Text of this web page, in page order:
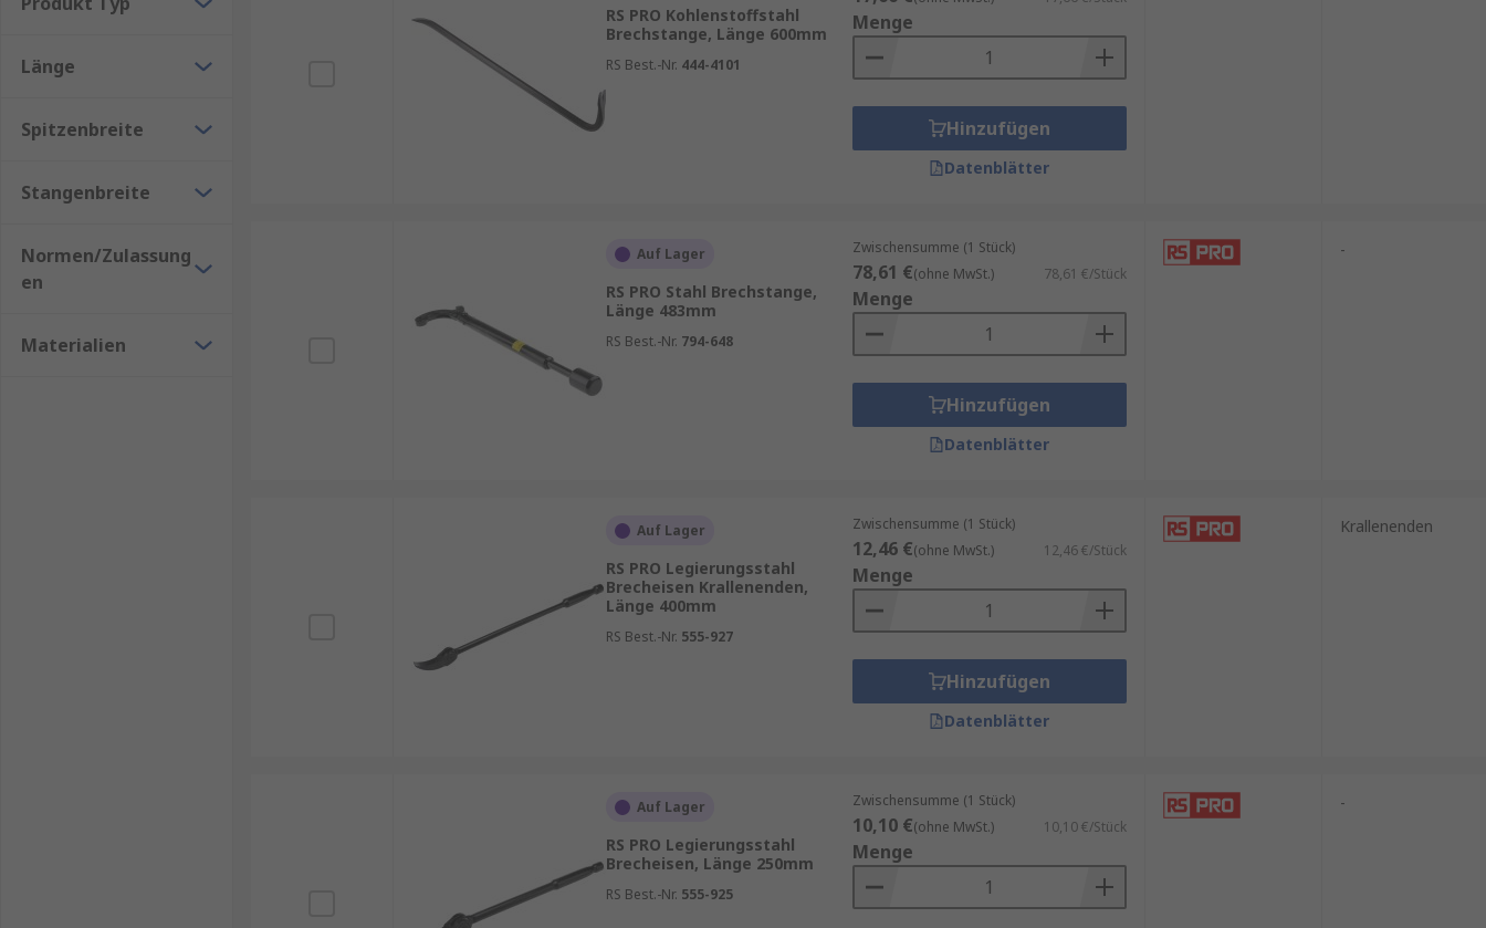
Für Bau, Renovierung, Transport und Notfälle geeignet.
Einfache Handhabung
: Keine komplizierte Technik, sofort einsatzbereit.
Länge
Spitzenbreite
Stangenbreite
Normen/Zulassung
en
Materialien
RS PRO Kohlenstoffstahl
Brechstange, Länge 600mm
RS Best.-Nr. 444-4101
Menge
Hinzufügen
Datenblätter
Auf Lager
RS PRO Stahl Brechstange,
Länge 483mm
RS Best.-Nr. 794-648
Zwischensumme (1 Stück)
78,61 €(ohne MwSt.) 78,61 €/Stück
Menge
Hinzufügen
Datenblätter
-
Auf Lager
RS PRO Legierungsstahl
Brecheisen Krallenenden,
Länge 400mm
RS Best.-Nr. 555-927
Zwischensumme (1 Stück)
12,46 €(ohne MwSt.) 12,46 €/Stück
Menge
Hinzufügen
Datenblätter
Krallenenden
Auf Lager
RS PRO Legierungsstahl
Brecheisen, Länge 250mm
RS Best.-Nr. 555-925
Zwischensumme (1 Stück)
10,10 €(ohne MwSt.) 10,10 €/Stück
Menge
-